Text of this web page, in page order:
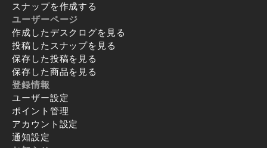
スナップを作成する
ユーザーページ
作成したデスクログを見る
投稿したスナップを見る
保存した投稿を見る
保存した商品を見る
登録情報
ユーザー設定
ポイント管理
アカウント設定
通知設定